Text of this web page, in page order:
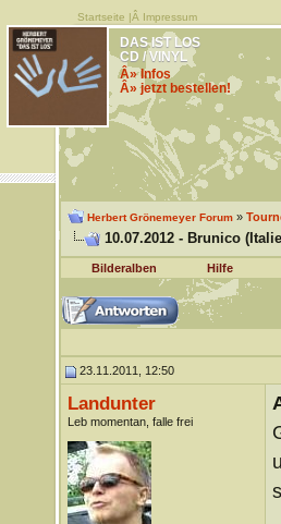
Startseite |Â Impressum
DAS IST LOS
CD / VINYL
Â» Infos
Â» jetzt bestellen!
Herbert Grönemeyer Forum»
10.07.2012 - Brunico
Bilderalben Hilfe
23.11.2011, 12:50
Landunter
Leb momentan, falle frei